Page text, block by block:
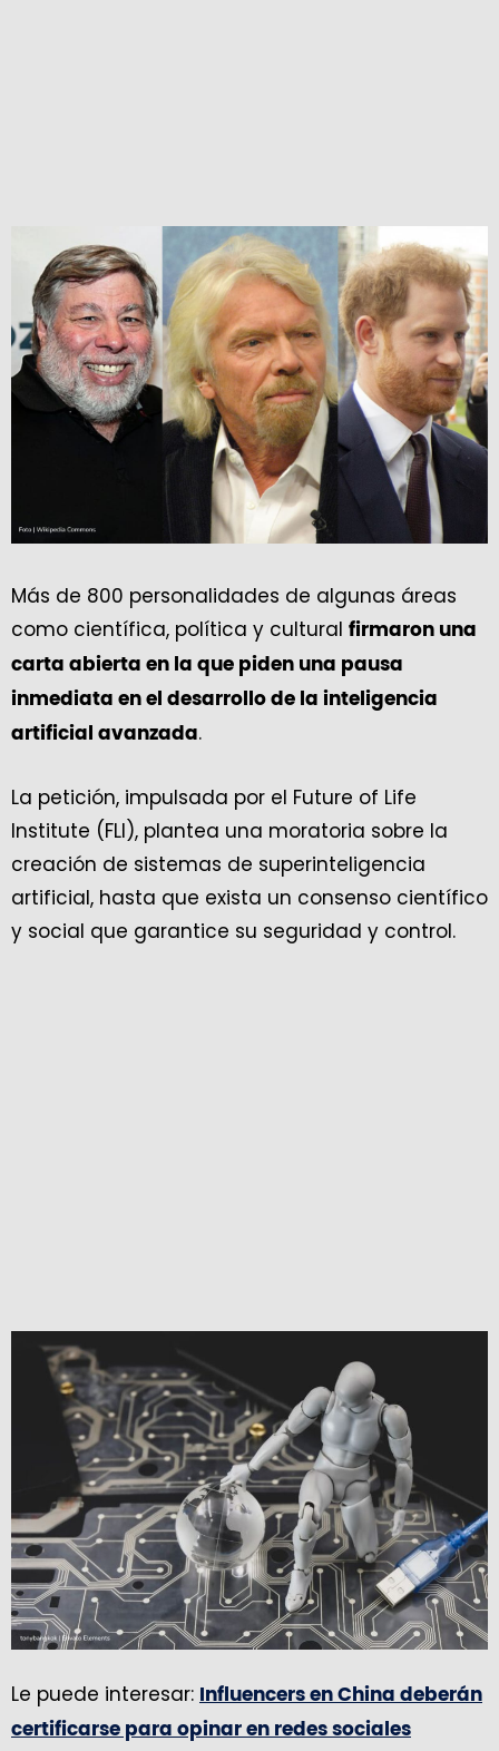
Más de 800 personalidades de algunas áreas
como científica, política y cultural firmaron una
carta abierta en la que piden una pausa
inmediata en el desarrollo de la inteligencia
artificial avanzada.
La petición, impulsada por el Future of Life
Institute (FLI), plantea una moratoria sobre la
creación de sistemas de superinteligencia
artificial, hasta que exista un consenso científico
y social que garantice su seguridad y control.
Le puede interesar:
Influencers en China deberán
certificarse para opinar en redes sociales